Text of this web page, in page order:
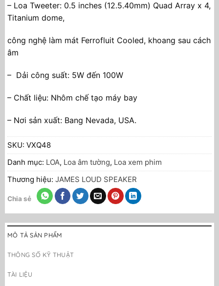
– Loa Tweeter: 0.5 inches (12.5.40mm) Quad Array x 4,
Titanium dome,
công nghệ làm mát Ferrofluit Cooled, khoang sau cách
âm
– Dải công suất: 5W đến 100W
– Chất liệu: Nhôm chế tạo máy bay
– Nơi sản xuất: Bang Nevada, USA.
SKU: VXQ48
Danh mục: LOA, Loa âm tường, Loa xem phim
Thương hiệu: JAMES LOUD SPEAKER
Chia sẻ
MÔ TẢ SẢN PHẨM
THÔNG SỐ KỸ THUẬT
TÀI LIỆU